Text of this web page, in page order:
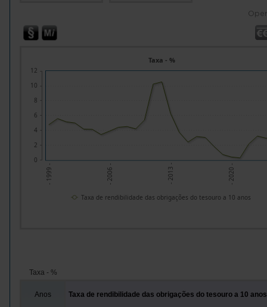
- 1999 - - 2006 - - 2013 - - 2020 -
Taxa - %
0
2
4
6
8
10
12
Taxa de rendibilidade das obrigações do tesouro a 10 anos
Taxa - %
Anos Taxa de rendibilidade das obrigações do tesouro a 10 anos